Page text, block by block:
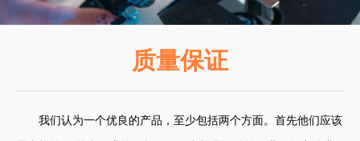
质量保证
我们认为一个优良的产品，至少包括两个方面。首先他们应该